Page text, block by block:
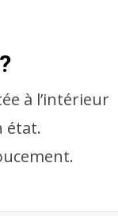
à l’intérieur
état.